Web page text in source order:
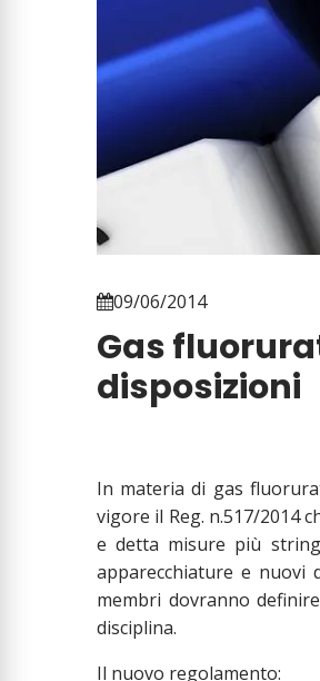
09/06/2014
Gas
disposizioni
In materia di gas
vigore il Reg. n.517/2014
e detta misure più
apparecchiature e nuovi
membri dovranno
disciplina.
Il nuovo regolamento: